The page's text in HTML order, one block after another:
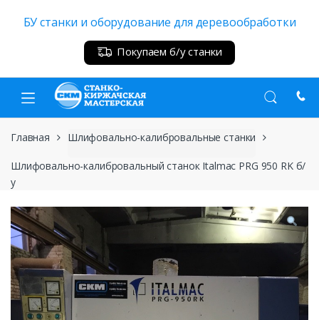
БУ станки и оборудование для деревообработки
Покупаем б/у станки
Главная Шлифовально-калибровальные станки
Шлифовально-калибровальный станок Italmac PRG 950 RK б/
у